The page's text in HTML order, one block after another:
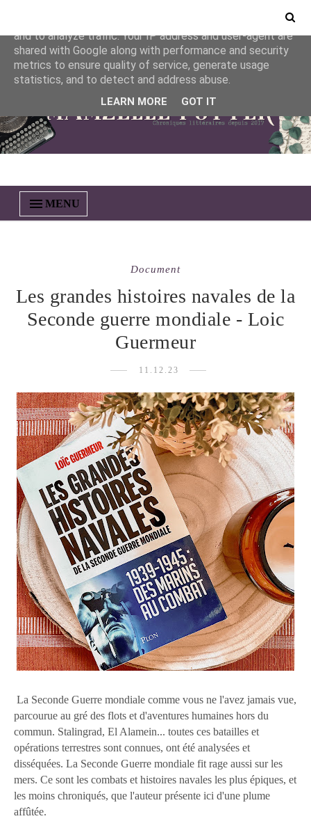
MENU
Document
Les grandes histoires navales de la
Seconde guerre mondiale - Loic
Guermeur
11.12.23
La Seconde Guerre mondiale comme vous ne l'avez jamais vue,
parcourue au gré des flots et d'aventures humaines hors du
commun. Stalingrad, El Alamein... toutes ces batailles et
opérations terrestres sont connues, ont été analysées et
disséquées. La Seconde Guerre mondiale fit rage aussi sur les
mers. Ce sont les combats et histoires navales les plus épiques, et
les moins chroniqués, que l'auteur présente ici d'une plume
affûtée.
This site uses cookies from Google to deliver its services
and to analyze traffic. Your IP address and user-agent are
shared with Google along with performance and security
metrics to ensure quality of service, generate usage
statistics, and to detect and address abuse.
LEARN MORE GOT IT